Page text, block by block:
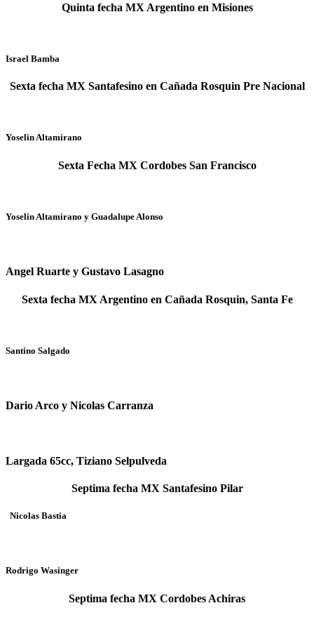
Quinta fecha MX Argentino en Misiones
Israel Bamba
Sexta fecha MX Santafesino en Cañada Rosquin Pre Nacional
Yoselin Altamirano
Sexta Fecha MX Cordobes San Francisco
Yoselin Altamirano y Guadalupe Alonso
Angel Ruarte y Gustavo Lasagno
Sexta fecha MX Argentino en Cañada Rosquin, Santa Fe
Santino Salgado
Dario Arco y Nicolas Carranza
Largada 65cc, Tiziano Selpulveda
Septima fecha MX Santafesino Pilar
Nicolas Bastia
Rodrigo Wasinger
Septima fecha MX Cordobes Achiras